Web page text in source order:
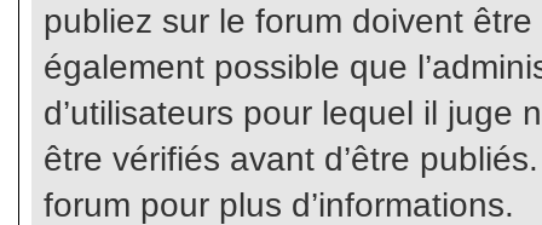
publiez sur le forum doivent
également possible que
d’utilisateurs pour lequel il juge
être vérifiés avant d’être
forum pour plus d’informations.